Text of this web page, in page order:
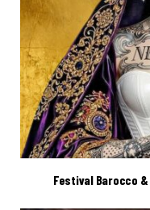
Festival Barocco